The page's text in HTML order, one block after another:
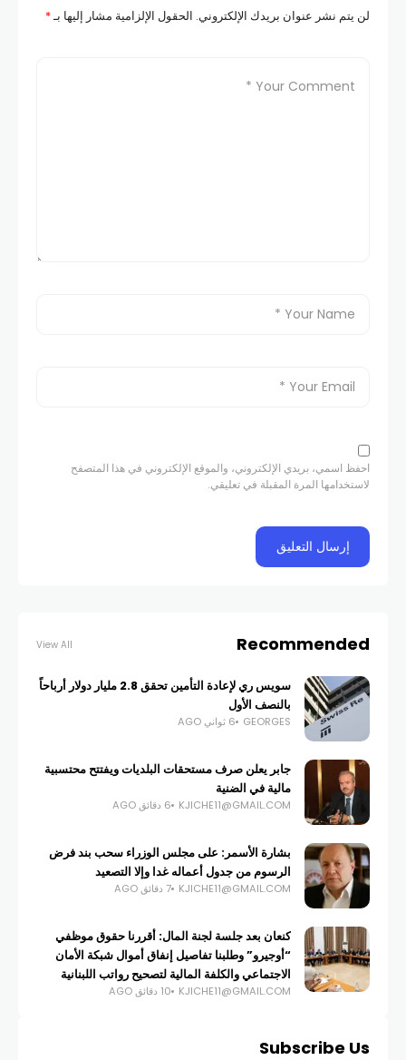
لن يتم نشر عنوان بريدك الإلكتروني. الحقول الإلزامية مشار إليها بـ*
احفظ اسمي، بريدي الإلكتروني، والموقع الإلكتروني في هذا المتصفح
لاستخدامها المرة المقبلة في تعليقي.
Recommended
View All
سويس ري لإعادة التأمين تحقق 2.8 مليار دولار أرباحاً
بالنصف الأول
GEORGES 6 ثواني AGO
جابر يعلن صرف مستحقات البلديات ويفتتح محتسبية
مالية في الضنية
KJICHE11@GMAIL.COM 6 دقائق AGO
بشارة الأسمر: على مجلس الوزراء سحب بند فرض
الرسوم من جدول أعماله غدا وإلا التصعيد
KJICHE11@GMAIL.COM 7 دقائق AGO
كنعان بعد جلسة لجنة المال: أقررنا حقوق موظفي
“أوجيرو” وطلبنا تفاصيل إنفاق أموال شبكة الأمان
الاجتماعي والكلفة المالية لتصحيح رواتب اللبنانية
KJICHE11@GMAIL.COM 10 دقائق AGO
Subscribe Us